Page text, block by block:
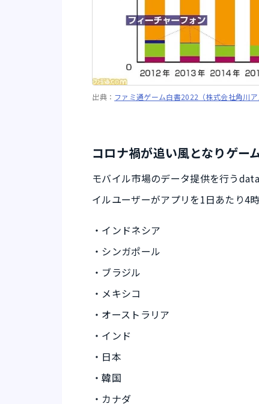
出典： ファミ通ゲーム白書2022（株式会社角川ア
コロナ禍が追い風となりゲー
モバイル市場のデータ提供を行う
イルユーザーがアプリを1日あたり4
・インドネシア
・シンガポール
・ブラジル
・メキシコ
・オーストラリア
・インド
・日本
・韓国
・カナダ